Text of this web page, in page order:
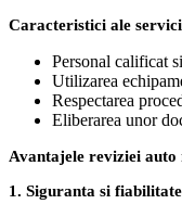
Caracteristici ale
Personal calificat
Utilizarea
Respectarea
Eliberarea unor
Avantajele reviziei
1. Siguranta si